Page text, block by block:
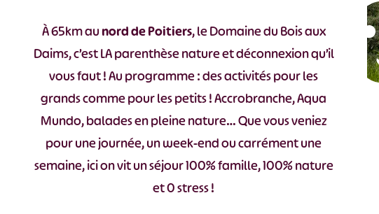
À 65km aunord de Poitiers, le Domaine du Bois aux
Daims, c’est LA parenthèse nature et déconnexion qu’il
vous faut ! Au programme : des activités pour les
grands comme pour les petits ! Accrobranche, Aqua
Mundo, balades en pleine nature… Que vous veniez
pour une journée, un week-end ou carrément une
semaine, ici on vit un séjour 100% famille, 100% nature
et 0 stress !